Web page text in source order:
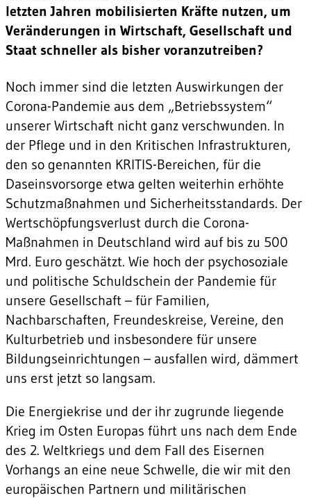
letzten Jahren mobilisierten Kräfte nutzen, um
Veränderungen in Wirtschaft, Gesellschaft und
Staat schneller als bisher voranzutreiben?
Noch immer sind die letzten Auswirkungen der
Corona-Pandemie aus dem „Betriebssystem“
unserer Wirtschaft nicht ganz verschwunden. In
der Pflege und in den Kritischen Infrastrukturen,
den so genannten KRITIS-Bereichen, für die
Daseinsvorsorge etwa gelten weiterhin erhöhte
Schutzmaßnahmen und Sicherheitsstandards. Der
Wertschöpfungsverlust durch die Corona-
Maßnahmen in Deutschland wird auf bis zu 500
Mrd. Euro geschätzt. Wie hoch der psychosoziale
und politische Schuldschein der Pandemie für
unsere Gesellschaft – für Familien,
Nachbarschaften, Freundeskreise, Vereine, den
Kulturbetrieb und insbesondere für unsere
Bildungseinrichtungen – ausfallen wird, dämmert
uns erst jetzt so langsam.
Die Energiekrise und der ihr zugrunde liegende
Krieg im Osten Europas führt uns nach dem Ende
des 2. Weltkriegs und dem Fall des Eisernen
Vorhangs an eine neue Schwelle, die wir mit den
europäischen Partnern und militärischen